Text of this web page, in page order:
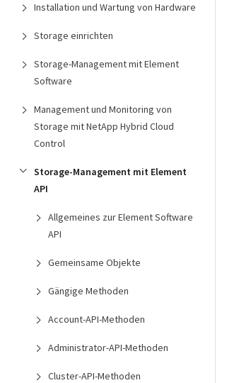
Installation und Wartung von Hardware
Storage einrichten
Storage-Management mit Element
Software
Management und Monitoring von
Storage mit NetApp Hybrid Cloud
Control
Storage-Management mit Element
API
Allgemeines zur Element Software
API
Gemeinsame Objekte
Gängige Methoden
Account-API-Methoden
Administrator-API-Methoden
Cluster-API-Methoden